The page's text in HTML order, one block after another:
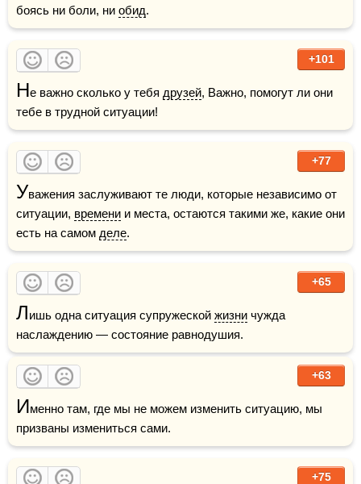
боясь ни боли, ни обид.
+101
Не важно сколько у тебя друзей, Важно, помогут ли они
тебе в трудной ситуации!
+77
Уважения заслуживают те люди, которые независимо от
ситуации, времени и места, остаются такими же, какие они
есть на самом деле.
+65
Лишь одна ситуация супружеской жизни чужда
наслаждению — состояние равнодушия.
+63
Именно там, где мы не можем изменить ситуацию, мы
призваны измениться сами.
+75